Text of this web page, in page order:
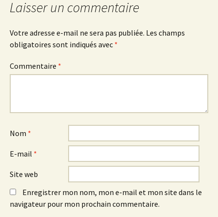
Laisser un commentaire
Votre adresse e-mail ne sera pas publiée. Les champs
obligatoires sont indiqués avec *
Commentaire *
Nom *
E-mail *
Site web
Enregistrer mon nom, mon e-mail et mon site dans le
navigateur pour mon prochain commentaire.